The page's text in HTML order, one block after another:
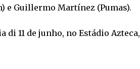
e Guillermo Martínez (Pumas).
di 11 de junho, no Estádio Azteca,